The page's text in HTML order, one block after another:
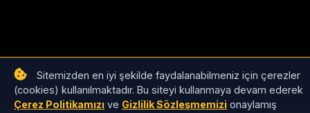
Sitemizden en iyi şekilde faydalanabilmeniz için çerezler
(cookies) kullanılmaktadır. Bu siteyi kullanmaya devam ederek
Çerez Politikamızı ve Gizlilik Sözleşmemizi onaylamış